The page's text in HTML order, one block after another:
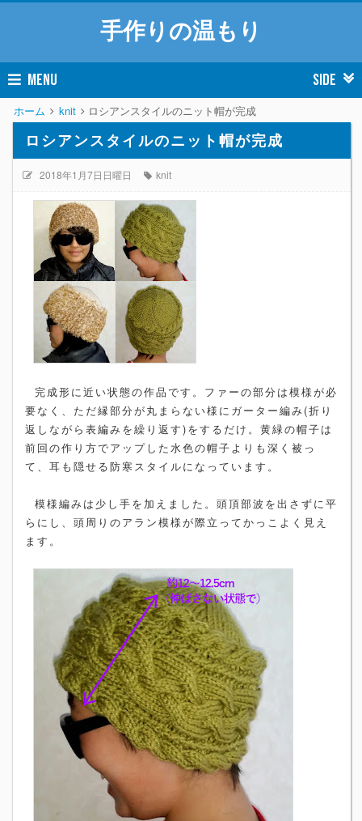
手作りの温もり
MENU SIDE
ホーム knit ロシアンスタイルのニット帽が完成
ロシアンスタイルのニット帽が完成
2018年1月7日日曜日 knit
完成形に近い状態の作品です。ファーの部分は模様が必
要なく、ただ縁部分が丸まらない様にガーター編み(折り
返しながら表編みを繰り返す)をするだけ。黄緑の帽子は
前回の作り方でアップした水色の帽子よりも深く被っ
て、耳も隠せる防寒スタイルになっています。
模様編みは少し手を加えました。頭頂部波を出さずに平
らにし、頭周りのアラン模様が際立ってかっこよく見え
ます。